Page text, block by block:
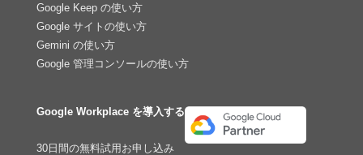
Google Keep の使い方
Google サイトの使い方
Gemini の使い方
Google 管理コンソールの使い方
Google Workplace を導入する
30日間の無料試用お申し込み